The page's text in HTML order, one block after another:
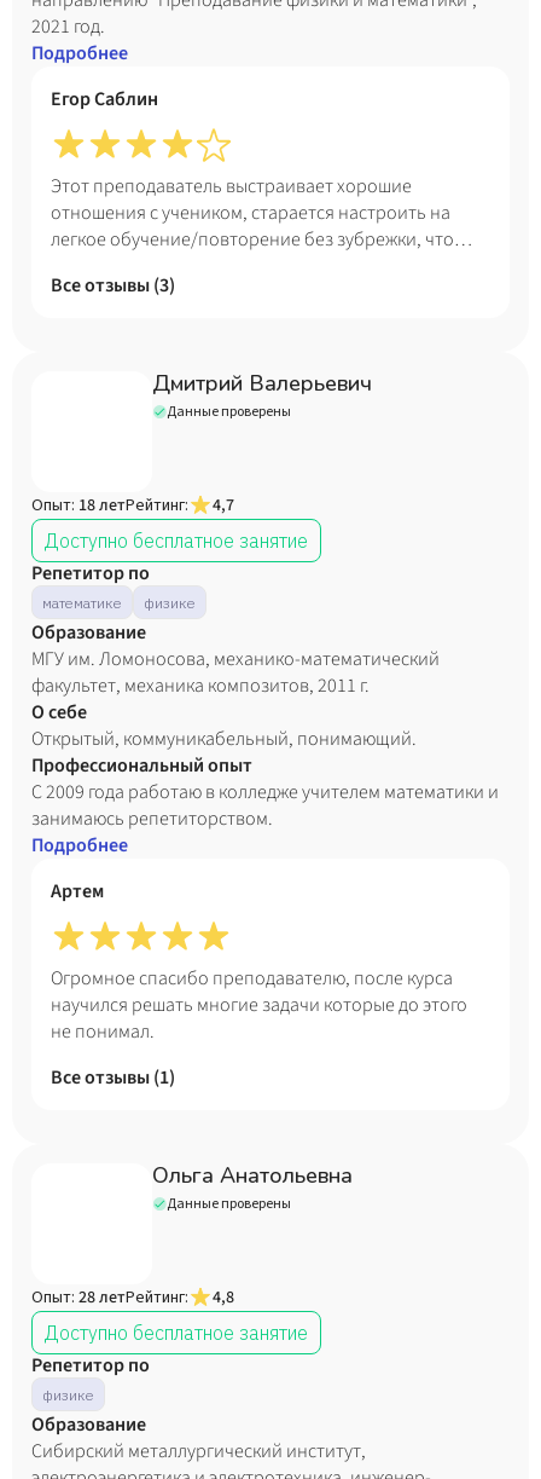
2021 год.
Подробнее
Егор Саблин
Этот преподаватель выстраивает хорошие
отношения с учеником, старается настроить на
легкое обучение/повторение без зубрежки, что
Все отзывы (3)
Дмитрий Валерьевич
Данные проверены
Опыт: 18 летРейтинг:
4,7
Доступно бесплатное занятие
Репетитор по
математике физике
Образование
МГУ им. Ломоносова, механико-математический
факультет, механика композитов, 2011 г.
О себе
Открытый, коммуникабельный, понимающий.
Профессиональный опыт
С 2009 года работаю в колледже учителем математики и
занимаюсь репетиторством.
Подробнее
Артем
Огромное спасибо преподавателю, после курса
научился решать многие задачи которые до этого
не понимал.
Все отзывы (1)
Ольга Анатольевна
Данные проверены
Опыт: 28 летРейтинг:
4,8
Доступно бесплатное занятие
Репетитор по
физике
Образование
Сибирский металлургический институт,